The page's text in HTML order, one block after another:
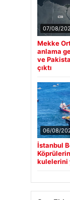
07/08/
Mekke
anlama
ve
çıktı
06/08/
İstanbul
kulelerini